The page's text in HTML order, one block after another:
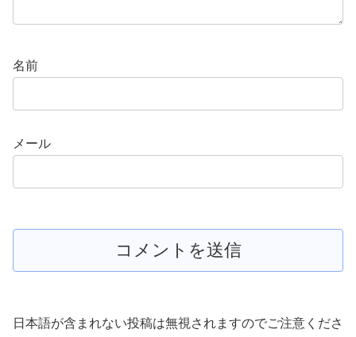
名前
メール
日本語が含まれない投稿は無視されますのでご注意くださ